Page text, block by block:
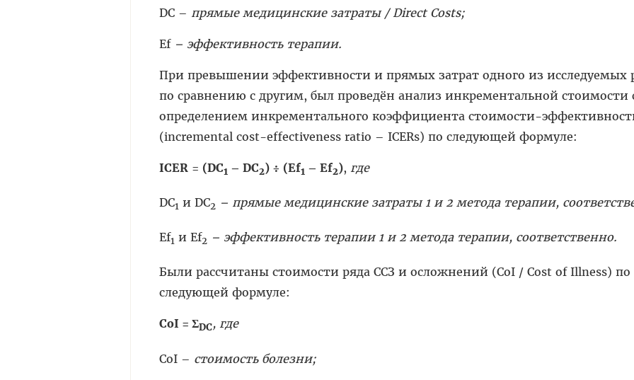
DC – прямые медицинские затраты / Direct Costs;
Ef– эффективность терапии.
При превышении эффективности и прямых затрат одного из исследуемых
по сравнению с другим, был проведён анализ инкрементальной стоимости
определением инкрементального коэффициента стоимости-
(incremental cost-effectiveness ratio – ICERs) по следующей формуле:
IСЕR = (DC1 – DC2) ÷ (Ef1 – Ef2), где
DC1 и DC2 – прямые медицинские затраты 1 и 2 метода терапии,
Ef1 и Ef2 – эффективность терапии 1 и 2 метода терапии, соответственно.
Были рассчитаны стоимости ряда ССЗ и осложнений (CoI / Cost of Illness) по
следующей формуле:
CoI = ΣDC, где
CoI – стоимость болезни;